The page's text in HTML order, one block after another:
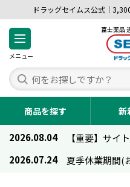
ドラッグセイムス公式｜
メニュー
富士薬品
商品を探す 新
2026.08.04
2026.07.24